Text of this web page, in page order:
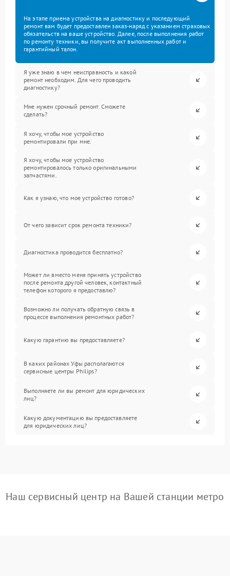
На этапе приема устройства на диагностику и последующий
ремонт вам будет предоставлен заказ-наряд с указанием страховых
обязательств на ваше устройство. Далее, после выполнения работ
по ремонту техники, вы получите акт выполненных работ и
гарантийный талон.
Я уже знаю в чем неисправность и какой
ремонт необходим. Для чего проводить
диагностику?
Мне нужен срочный ремонт. Сможете
сделать?
Я хочу, чтобы мое устройство
ремонтировали при мне.
Я хочу, чтобы мое устройство
ремонтировалось только оригинальными
запчастями.
Как я узнаю, что мое устройство готово?
От чего зависит срок ремонта техники?
Диагностика проводится бесплатно?
Может ли вместо меня принять устройство
после ремонта другой человек, контактный
телефон которого я предоставлю?
Возможно ли получать обратную связь в
процессе выполнения ремонтных работ?
Какую гарантию вы предоставляете?
В каких районах Уфы располагаются
сервисные центры Philips?
Выполняете ли вы ремонт для юридических
лиц?
Какую документацию вы предоставляете
для юридических лиц?
Наш сервисный центр на Вашей станции метро